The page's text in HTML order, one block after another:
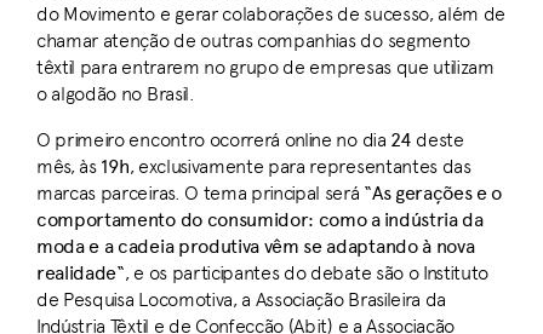
do Movimento e gerar colaborações de sucesso, além de
chamar atenção de outras companhias do segmento
têxtil para entrarem no grupo de empresas que utilizam
o algodão no Brasil.
O primeiro encontro ocorrerá online no dia 24 deste
mês, às 19h, exclusivamente para representantes das
marcas parceiras. O tema principal será “As gerações e o
comportamento do consumidor: como a indústria da
moda e a cadeia produtiva vêm se adaptando à nova
realidade“, e os participantes do debate são o Instituto
de Pesquisa Locomotiva, a Associação Brasileira da
Indústria Têxtil e de Confecção (Abit) e a Associação